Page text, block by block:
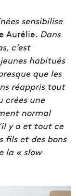
sensibilise
Aurélie. Dans
c’est
habitués
que les
réappris tout
crées une
normal
y a et tout ce
fils et des bons
la « slow